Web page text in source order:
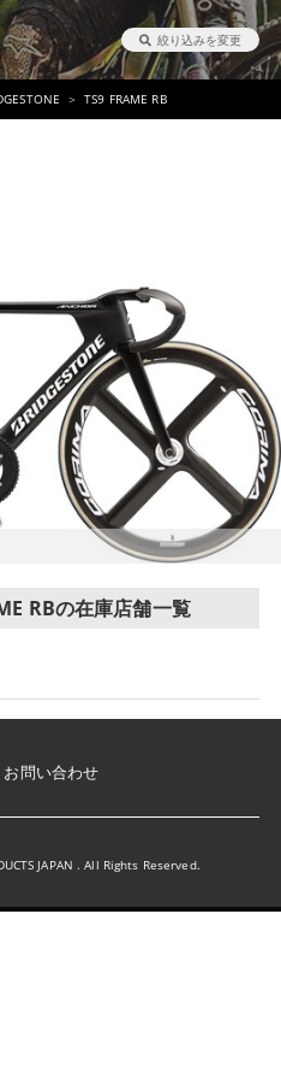
絞り込みを変更
TS9 FRAME RB
RBの在庫店舗一覧
お問い合わせ
JAPAN . All Rights Reserved.